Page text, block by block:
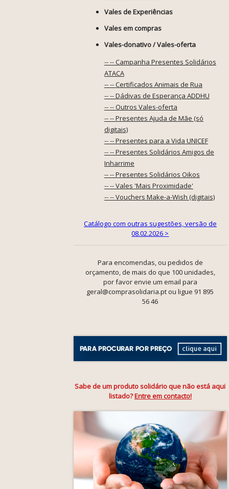
Vales de Experiências
Vales em compras
Vales-donativo / Vales-oferta
-- -- Campanha Presentes Solidários
ATACA
-- -- Certificados Animais de Rua
-- -- Dádivas de Esperança ADDHU
-- -- Outros Vales-oferta
-- -- Presentes Ajuda de Mãe (só
digitais)
-- -- Presentes para a Vida UNICEF
-- -- Presentes Solidários Amigos de
Inharrime
-- -- Presentes Solidários Oikos
-- -- Vales 'Mais Proximidade'
-- -- Vouchers Make-a-Wish (digitais)
Catálogo com outras sugestões, versão de
08.02.2026 >
Para encomendas, ou pedidos de
orçamento, de mais do que 100 unidades,
por favor envie um email para
geral@comprasolidaria.pt ou ligue 91 895
56 46
Sabe de um produto solidário que não está aqui
listado?Entre em contacto!